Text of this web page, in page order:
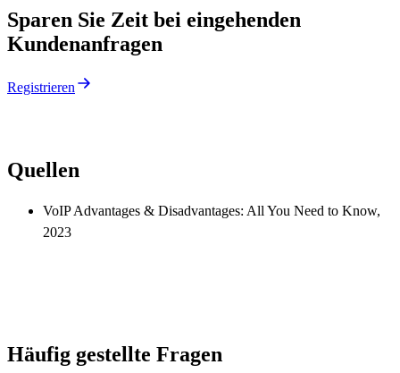
Sparen Sie Zeit bei eingehenden
Kundenanfragen
Registrieren
Quellen
VoIP Advantages & Disadvantages: All You Need to Know,
2023
Häufig gestellte Fragen